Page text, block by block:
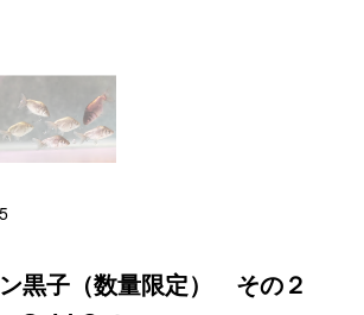
黒子（数量限定） その２